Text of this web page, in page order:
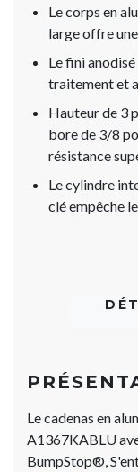
Le corps en
large offre
Le fini
traitement et
Hauteur de 3
bore de 3/8
résistance
Le cylindre
clé empêche
Le cadenas en
A1367KABLU
BumpStop®,